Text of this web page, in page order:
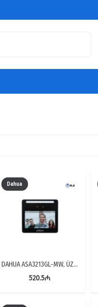
Dahua
DAHUA ASA3213GL-MW, ÜZ…
520.5₼